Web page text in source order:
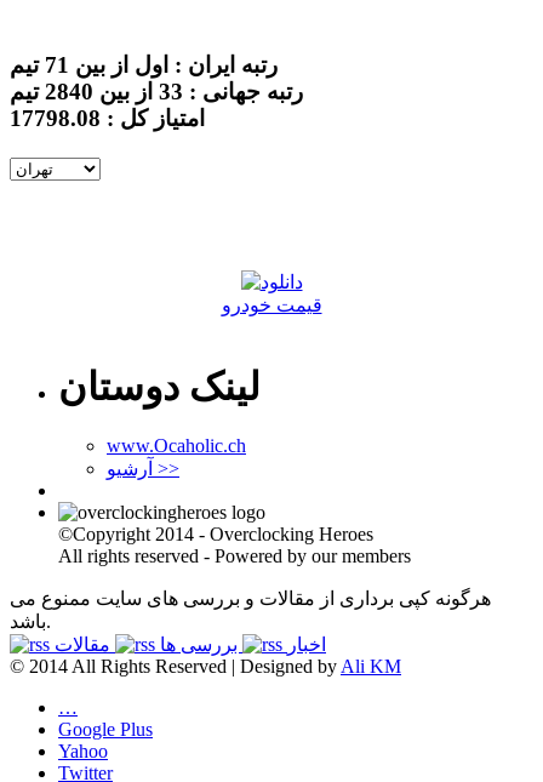
رتبه ایران : اول از بین 71 تیم
رتبه جهانی : 33 از بین 2840 تیم
امتیاز کل : 17798.08
قیمت خودرو
لینک دوستان
www.Ocaholic.ch
آرشیو >>
©Copyright 2014 - Overclocking Heroes
All rights reserved - Powered by our members
هرگونه کپی برداری از مقالات و بررسی های سایت ممنوع می
باشد.
اخبار
بررسی ها
مقالات
© 2014 All Rights Reserved | Designed by Ali KM
…
Google Plus
Yahoo
Twitter